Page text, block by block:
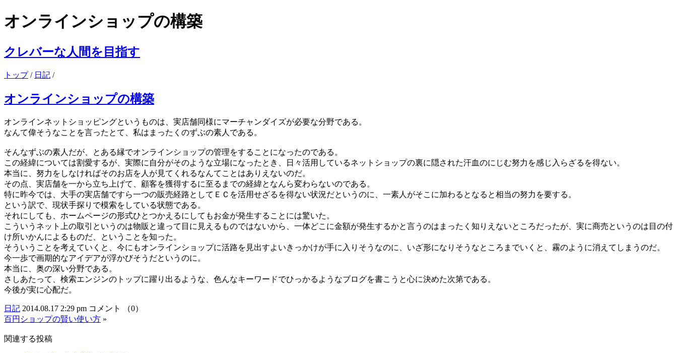
オンラインショップの構築
クレバーな人間を目指す
トップ/ 日記 /
オンラインショップの構築
オンラインネットショッピングというものは、実店舗同様にマーチャンダイズが必要な分野である。
なんて偉そうなことを言ったとて、私はまったくのずぶの素人である。
そんなずぶの素人だが、とある縁でオンラインショップの管理をすることになったのである。
この経緯については割愛するが、実際に自分がそのような立場になったとき、日々活用しているネットショップの裏に隠された汗血のにじむ努力を感じ入らざるを得ない。
本当に、努力をしなければそのお店を人が見てくれるなんてことはありえないのだ。
その点、実店舗を一から立ち上げて、顧客を獲得するに至るまでの経緯となんら変わらないのである。
特に昨今では、大手の実店舗ですら一つの販売経路としてＥＣを活用せざるを得ない状況だというのに、一素人がそこに加わるとなると相当の努力を要する。
という訳で、現状手探りで模索をしている状態である。
それにしても、ホームページの形式ひとつかえるにしてもお金が発生することには驚いた。
こういうネット上の取引というのは物販と違って目に見えるものではないから、一体どこに金額が発生するかと言うのはまったく知りえないところだったが、実に商売というのは目の付
け所いかんによるものだ、ということを知った。
そういうことを考えていくと、今にもオンラインショップに活路を見出すよいきっかけが手に入りそうなのに、いざ形になりそうなところまでいくと、霧のように消えてしまうのだ。
今一歩で画期的なアイデアが浮かびそうだというのに。
本当に、奥の深い分野である。
さしあたって、検索エンジンのトップに躍り出るような、色んなキーワードでひっかるようなブログを書こうと心に決めた次第である。
今後が実に心配だ。
日記 2014.08.17 2:29 pm コメント （0）
百円ショップの賢い使い方 »
関連する投稿